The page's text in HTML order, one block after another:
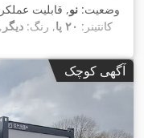
وضعیت: نو, قابلیت
کانتینر: ۲۰ پا , رنگ: دیگر
۴٬۸۷۶ میلی‌متر
, طول
آگهی کوچک